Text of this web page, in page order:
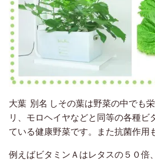
大葉 別名 しその葉は野菜の中でも
リ、モロヘイヤなどと同等の各種ビ
ている健康野菜です。また抗菌作用
例えばビタミンＡはレタスの５０倍